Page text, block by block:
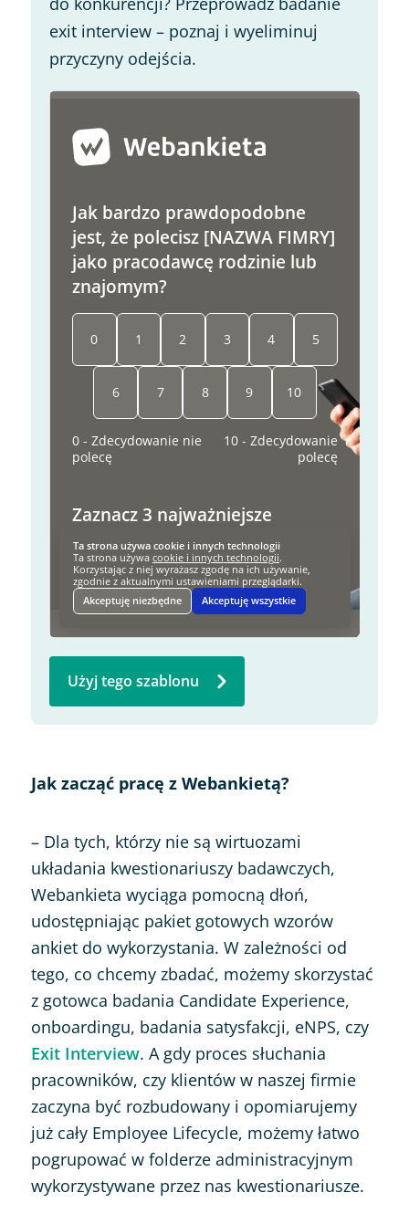
exit interview – poznaj i wyeliminuj
przyczyny odejścia.
Użyj tego szablonu
Jak zacząć pracę z Webankietą?
– Dla tych, którzy nie są wirtuozami
układania kwestionariuszy badawczych,
Webankieta wyciąga pomocną dłoń,
udostępniając pakiet gotowych wzorów
ankiet do wykorzystania. W zależności od
tego, co chcemy zbadać, możemy skorzystać
z gotowca badania Candidate Experience,
onboardingu, badania satysfakcji, eNPS, czy
Exit Interview. A gdy proces słuchania
pracowników, czy klientów w naszej firmie
zaczyna być rozbudowany i opomiarujemy
już cały Employee Lifecycle, możemy łatwo
pogrupować w folderze administracyjnym
wykorzystywane przez nas kwestionariusze.